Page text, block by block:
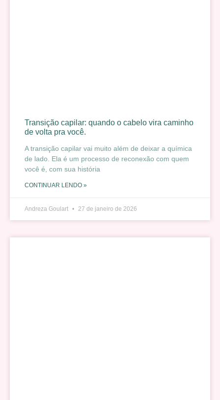
Transição capilar: quando o cabelo vira caminho
de volta pra você.
A transição capilar vai muito além de deixar a química
de lado. Ela é um processo de reconexão com quem
você é, com sua história
CONTINUAR LENDO »
Andreza Goulart 27 de janeiro de 2026